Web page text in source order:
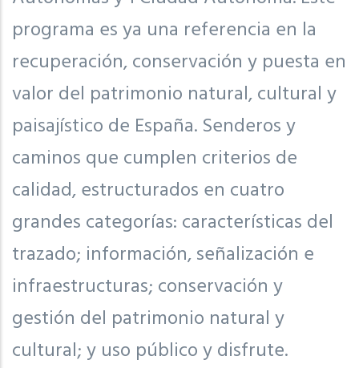
programa es ya una referencia en la
recuperación, conservación y puesta en
valor del patrimonio natural, cultural y
paisajístico de España. Senderos y
caminos que cumplen criterios de
calidad, estructurados en cuatro
grandes categorías: características del
trazado; información, señalización e
infraestructuras; conservación y
gestión del patrimonio natural y
cultural; y uso público y disfrute.